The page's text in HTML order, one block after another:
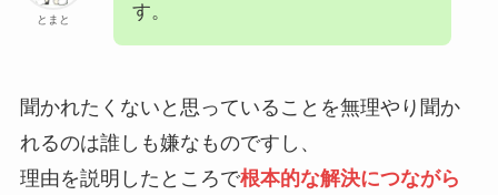
とまと
す。
聞かれたくないと思っていることを無理やり聞か
れるのは誰しも嫌なものですし、
理由を説明したところで根本的な解決につながら